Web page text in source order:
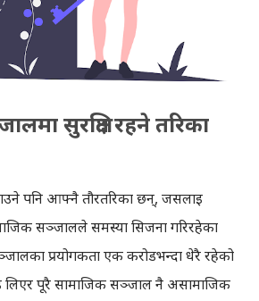
सुरक्षित रहने तरिका
पनि आफ्नै तौरतरिका छन्, जसलाई
सञ्जालले समस्या सिर्जना गरिरहेका
प्रयोगकर्ता एक करोडभन्दा धेरै रहेको
लिएर पूरै सामाजिक सञ्जाल नै असामाजिक